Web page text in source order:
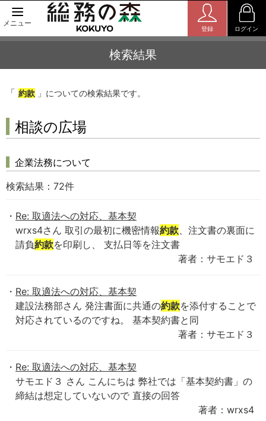
メニュー
登録 ログイン
検索結果
「 約款 」についての検索結果です。
相談の広場
企業法務について
検索結果： 72件
Re: 取適法への対応、基本契
wrxs4さん 取引の最初に機密情報約款、注文書の裏面に
請負約款を印刷し、 支払日等を注文書
著者：サモエド３
Re: 取適法への対応、基本契
建設法務部さん 発注書面に共通の約款を添付することで
対応されているのですね。 基本契約書と同
著者：サモエド３
Re: 取適法への対応、基本契
サモエド３ さん こんにちは 弊社では「基本契約書」の
締結は想定していないので 直接の回答
著者：wrxs4